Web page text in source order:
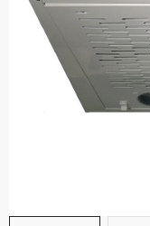
NOVINKY